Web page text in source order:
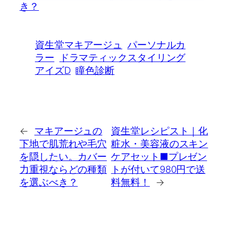
き？
資生堂マキアージュ
パーソナルカ
ラー
ドラマティックスタイリング
アイズD 瞳色診断
←
マキアージュの
下地で肌荒れや毛穴
を隠したい。カバー
力重視ならどの種類
を選ぶべき？
資生堂レシピスト｜化
粧水・美容液のスキン
ケアセット■プレゼン
トが付いて980円で送
料無料！
→